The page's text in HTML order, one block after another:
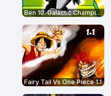
Ben 10: Galactic Champions
Fairy Tail Vs One Piece 1.1